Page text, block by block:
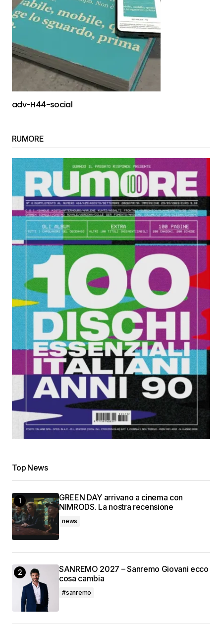
adv-H44-social
RUMORE
Top News
GREEN DAY arrivano a cinema con
NIMRODS. La nostra recensione
news
SANREMO 2027 – Sanremo Giovani ecco
cosa cambia
#sanremo